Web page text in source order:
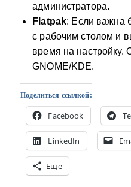
администратора.
Flatpak: Если важна
с рабочим столом и
время на настройку.
GNOME/KDE.
Поделиться ссылкой:
Facebook
LinkedIn
Ещё